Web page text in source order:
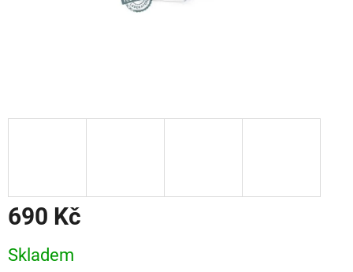
690 Kč
cena:
Skladem